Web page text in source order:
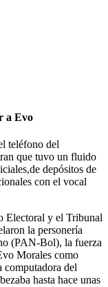
a Evo
teléfono del
que tuvo un fluido
depósitos de
con el vocal
Electoral y el Tribunal
la personería
(PAN-Bol), la fuerza
Morales como
computadora del
hasta hace unas